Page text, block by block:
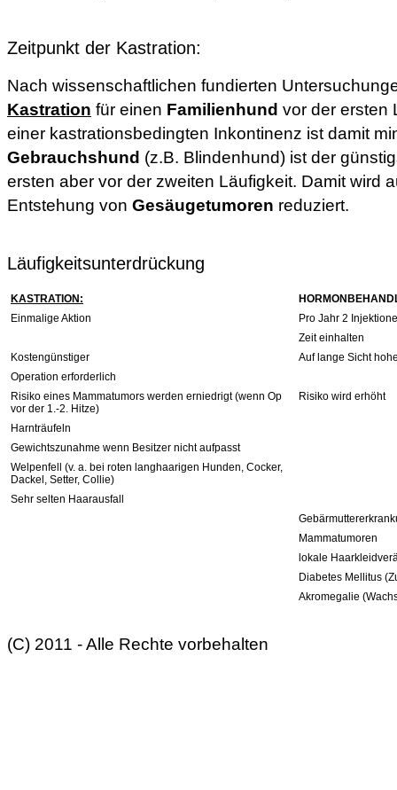
Zeitpunkt der Kastration:
Nach wissenschaftlichen fundierten
Kastration für einen Familienhund vor der ersten
einer kastrationsbedingten Inkontinenz ist damit
Gebrauchshund (z.B. Blindenhund) ist der
ersten aber vor der zweiten Läufigkeit. Damit wird
Entstehung von Gesäugetumoren reduziert.
Läufigkeitsunterdrückung
KASTRATION:
Einmalige Aktion
Pro Jahr 2
Zeit einhalten
Kostengünstiger
Auf lange Sicht
Operation erforderlich
Risiko eines Mammatumors werden erniedrigt (wenn Op
vor der 1.-2. Hitze)
Risiko wird erhöht
Harnträufeln
Gewichtszunahme wenn Besitzer nicht aufpasst
Welpenfell (v. a. bei roten langhaarigen Hunden, Cocker,
Dackel, Setter, Collie)
Sehr selten Haarausfall
Mammatumoren
lokale
Diabetes Mellitus
Akromegalie
(C) 2011 - Alle Rechte vorbehalten